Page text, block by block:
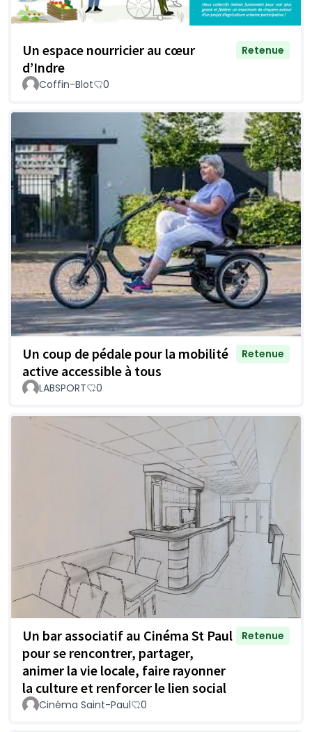
Un espace nourricier au cœur
d’Indre
Retenue
Coffin-Blot 0
Un coup de pédale pour la mobilité
active accessible à tous
Retenue
LABSPORT 0
Un bar associatif au Cinéma St Paul
pour se rencontrer, partager,
animer la vie locale, faire rayonner
la culture et renforcer le lien social
Retenue
Cinéma Saint-Paul 0